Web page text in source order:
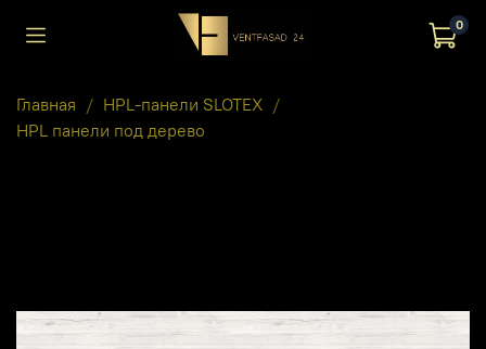
0
Главная
HPL-панели SLOTEX
HPL панели под дерево